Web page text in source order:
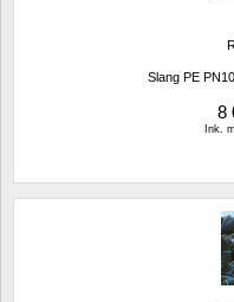
Slang PE
8
Ink.